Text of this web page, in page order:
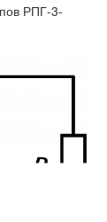
РПГ-3-